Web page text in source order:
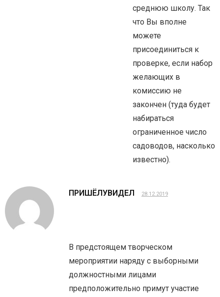
среднюю школу. Так
что Вы вполне
можете
присоединиться к
проверке, если набор
желающих в
комиссию не
закончен (туда будет
набираться
ограниченное число
садоводов, насколько
известно).
ПРИШЁЛУВИДЕЛ 28.12.2019
В предстоящем творческом
мероприятии наряду с выборными
должностными лицами
предположительно примут участие